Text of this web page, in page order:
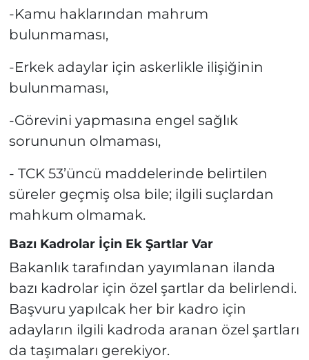
-Kamu haklarından mahrum
bulunmaması,
-Erkek adaylar için askerlikle ilişiğinin
bulunmaması,
-Görevini yapmasına engel sağlık
sorununun olmaması,
- TCK 53’üncü maddelerinde belirtilen
süreler geçmiş olsa bile; ilgili suçlardan
mahkum olmamak.
Bazı Kadrolar İçin Ek Şartlar Var
Bakanlık tarafından yayımlanan ilanda
bazı kadrolar için özel şartlar da belirlendi.
Başvuru yapılcak her bir kadro için
adayların ilgili kadroda aranan özel şartları
da taşımaları gerekiyor.